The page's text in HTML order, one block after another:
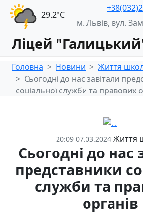
29.2°С
м. Львів, вул.
Ліцей
Головна Новини
Життя
Сьогодні до нас завітали
соціальної служби та правових
20:09 07.03.2024 Життя
Сьогодні до нас
представники
служби та
органів